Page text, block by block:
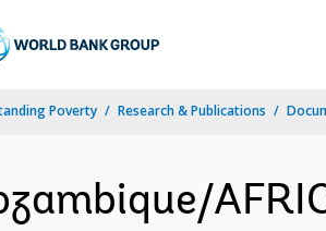
Poverty Research & Publications